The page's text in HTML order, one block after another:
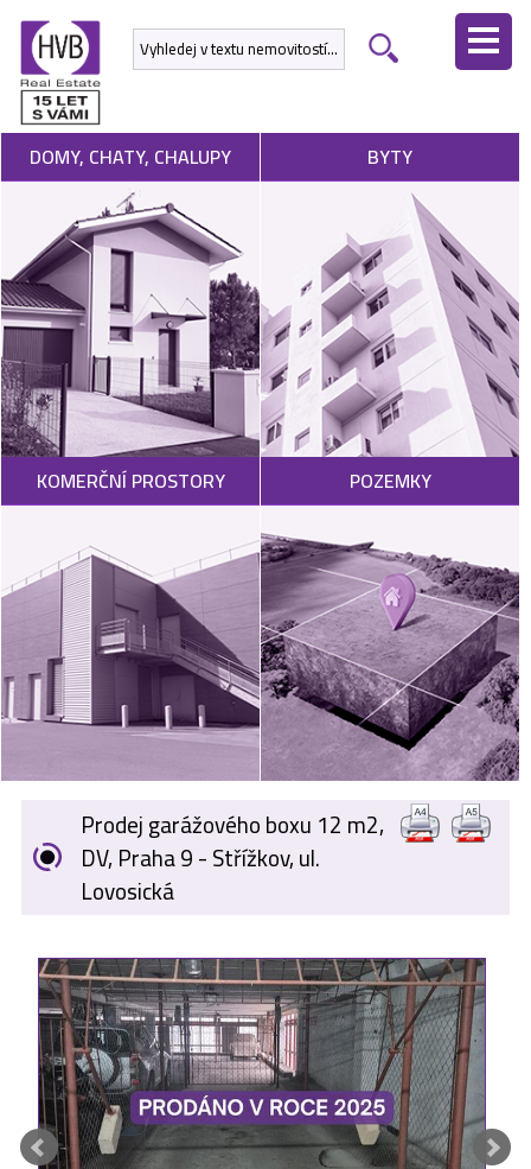
DOMY, CHATY, CHALUPY BYTY
KOMERČNÍ PROSTORY POZEMKY
ÚVODNÍ
STRÁNKA
NEMOVITOSTI
DEVELOPERSKÉ
PROJEKTY
SLUŽBY
NABÍDNOUT
NEMOVITOST
POPTAT
NEMOVITOST
VÝKUP
NEMOVITOSTÍ
SPONZORUJEME
NÁŠ ČASOPIS
KARIÉRA
KONTAKT
O NÁS
Prodej garážového boxu 12 m2,
DV, Praha 9 - Střížkov, ul.
Lovosická